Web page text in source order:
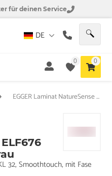
für deinen Service
DE
0 0
EGGER Laminat NatureSense Aqua ELF676 Calvia Stein sandgrau
32, Smoothtouch, mit Fase